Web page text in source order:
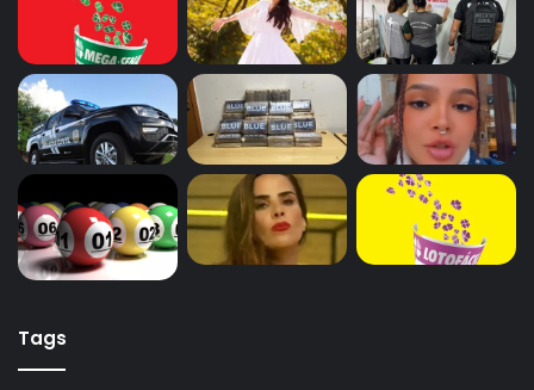
Tags